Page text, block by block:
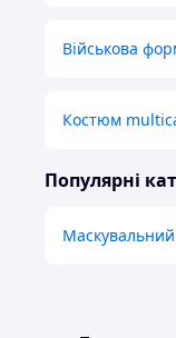
Військова
Костюм
Популярні